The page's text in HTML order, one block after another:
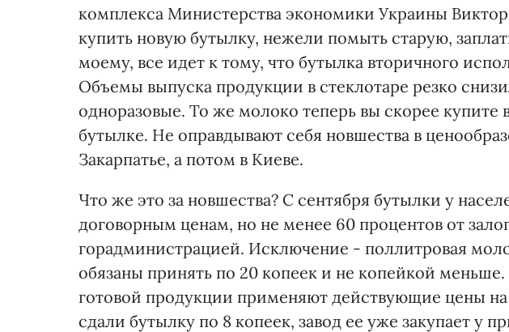
комплекса Министерства экономики Украины
купить новую бутылку, нежели помыть старую,
моему, все идет к тому, что бутылка вторичного
Объемы выпуска продукции в стеклотаре резко
одноразовые. То же молоко теперь вы скорее купите
бутылке. Не оправдывают себя новшества в
Закарпатье, а потом в Киеве.
Что же это за новшества? С сентября бутылки у
договорным ценам, но не менее 60 процентов от
горадминистрацией. Исключение - поллитровая
обязаны принять по 20 копеек и не копейкой
готовой продукции применяют действующие цены на
сдали бутылку по 8 копеек, завод ее уже закупает у